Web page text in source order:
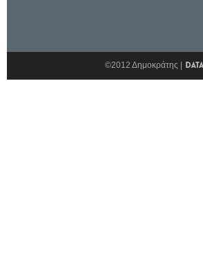
©2012 Δημοκράτης |